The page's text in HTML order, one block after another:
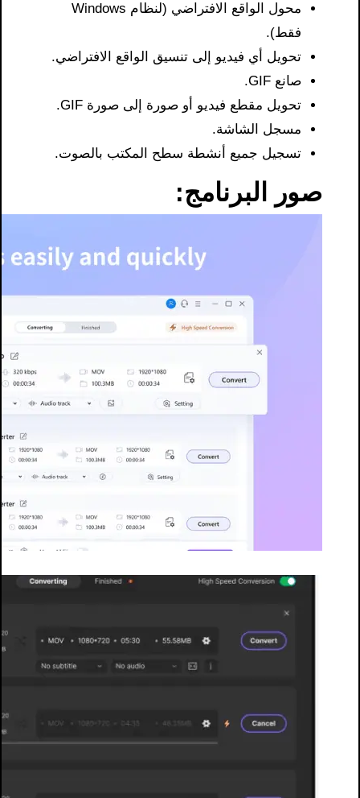
محول الواقع الافتراضي (لنظام Windows
فقط).
تحويل أي فيديو إلى تنسيق الواقع الافتراضي.
صانع GIF.
تحويل مقطع فيديو أو صورة إلى صورة GIF.
مسجل الشاشة.
تسجيل جميع أنشطة سطح المكتب بالصوت.
صور البرنامج: